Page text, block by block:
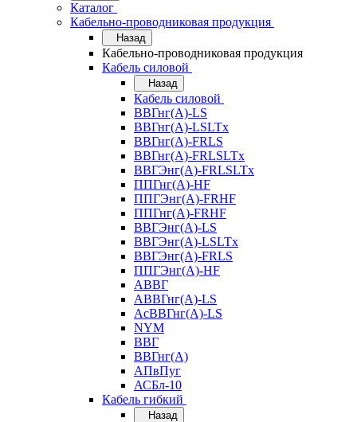
Каталог
Кабельно-проводниковая продукция
Назад
Кабельно-проводниковая продукция
Кабель силовой
Назад
Кабель силовой
ВВГнг(А)-LS
ВВГнг(А)-LSLTx
ВВГнг(А)-FRLS
ВВГнг(А)-FRLSLTx
ВВГЭнг(А)-FRLSLTx
ППГнг(А)-HF
ППГЭнг(А)-FRHF
ППГнг(А)-FRHF
ВВГЭнг(А)-LS
ВВГЭнг(А)-LSLTx
ВВГЭнг(А)-FRLS
ППГЭнг(А)-HF
АВВГ
АВВГнг(А)-LS
АсВВГнг(А)-LS
NYM
ВВГ
ВВГнг(А)
АПвПуг
АСБл-10
Кабель гибкий
Назад